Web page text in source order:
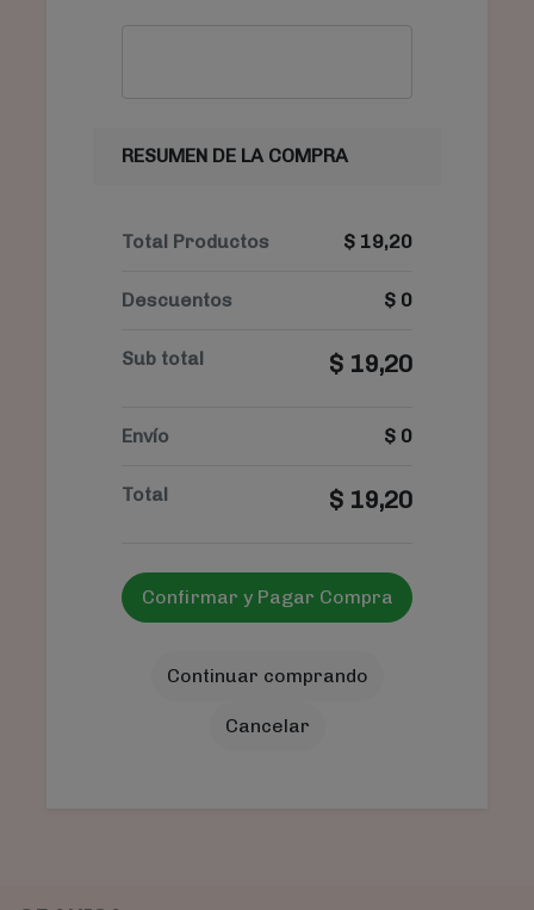
RESUMEN DE LA COMPRA
Total Productos $ 19,20
Descuentos $ 0
Sub total $ 19,20
Envío $ 0
Total $ 19,20
Confirmar y Pagar Compra
Continuar comprando
Cancelar